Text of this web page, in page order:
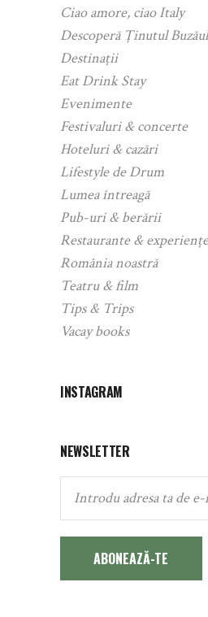
Ciao amore, ciao Italy
Descoperă Ținutul
Destinații
Eat Drink Stay
Evenimente
Festivaluri & concerte
Hoteluri & cazări
Lifestyle de Drum
Lumea întreagă
Pub-uri & berării
Restaurante &
România noastră
Teatru & film
Tips & Trips
Vacay books
INSTAGRAM
NEWSLETTER
ABONEAZĂ-TE